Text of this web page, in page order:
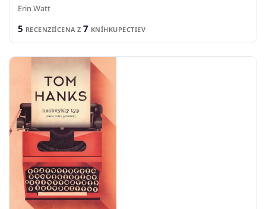
Erin Watt
5 RECENZIÍCENA Z 7 KNÍHKUPECTIEV